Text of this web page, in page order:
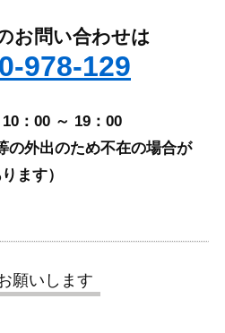
お問い合わせは
978-129
：00 ～ 19：00
の外出のため不在の場合が
ます）
願いします